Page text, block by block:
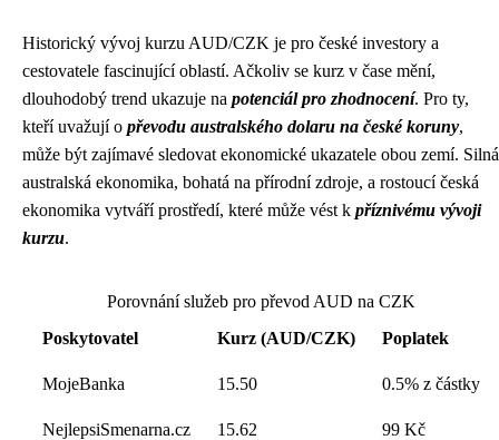
Historický vývoj kurzu AUD/CZK je pro české investory a
cestovatele fascinující oblastí. Ačkoliv se kurz v čase mění,
dlouhodobý trend ukazuje na potenciál pro zhodnocení. Pro ty,
kteří uvažují o převodu australského dolaru na české koruny,
může být zajímavé sledovat ekonomické ukazatele obou zemí. Silná
australská ekonomika, bohatá na přírodní zdroje, a rostoucí česká
ekonomika vytváří prostředí, které může vést k příznivému vývoji
kurzu.
Porovnání služeb pro převod AUD na CZK
Poskytovatel
Kurz (AUD/CZK) Poplatek
MojeBanka 15.50 0.5% z částky
NejlepsiSmenarna.cz 15.62 99 Kč